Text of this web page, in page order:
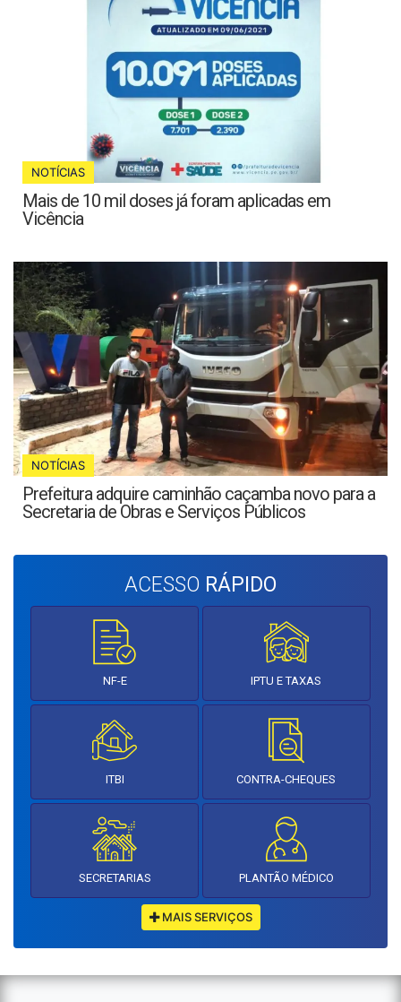
NOTÍCIAS
Mais de 10 mil doses já foram aplicadas em
Vicência
NOTÍCIAS
Prefeitura adquire caminhão caçamba novo para a
Secretaria de Obras e Serviços Públicos
ACESSO RÁPIDO
NF-E IPTU E TAXAS
ITBI CONTRA-CHEQUES
SECRETARIAS PLANTÃO MÉDICO
MAIS SERVIÇOS